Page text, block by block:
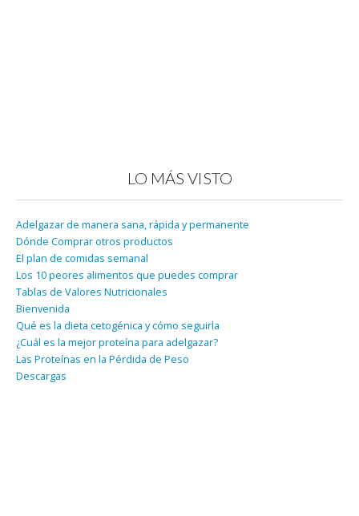
LO MÁS VISTO
Adelgazar de manera sana, rápida y permanente
Dónde Comprar otros productos
El plan de comidas semanal
Los 10 peores alimentos que puedes comprar
Tablas de Valores Nutricionales
Bienvenida
Qué es la dieta cetogénica y cómo seguirla
¿Cuál es la mejor proteína para adelgazar?
Las Proteínas en la Pérdida de Peso
Descargas